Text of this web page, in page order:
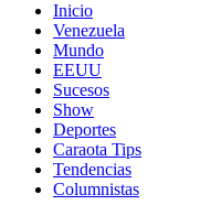
Inicio
Venezuela
Mundo
EEUU
Sucesos
Show
Deportes
Caraota Tips
Tendencias
Columnistas